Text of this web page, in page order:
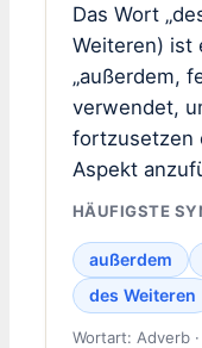
Das Wort
Weiteren) ist
„außerdem,
verwendet,
fortzusetzen
Aspekt
HÄUFIGSTE
außerdem
des Weiteren
Wortart: Adverb